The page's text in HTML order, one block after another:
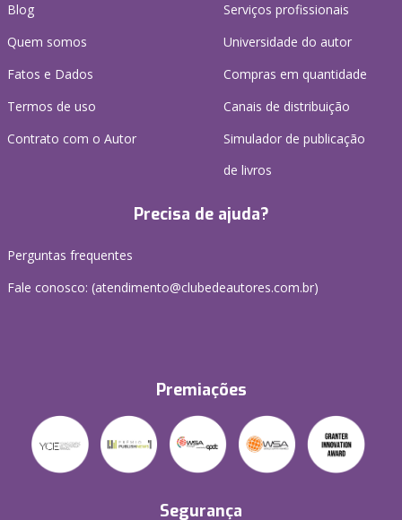
Blog
Quem somos
Fatos e Dados
Termos de uso
Contrato com o Autor
Serviços profissionais
Universidade do autor
Compras em quantidade
Canais de distribuição
Simulador de publicação
de livros
Precisa de ajuda?
Perguntas frequentes
Fale conosco: (atendimento@clubedeautores.com.br)
Premiações
Segurança